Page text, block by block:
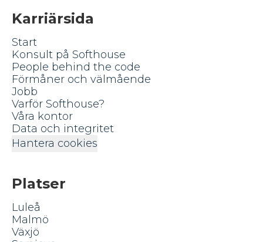
Karriärsida
Start
Konsult på Softhouse
People behind the code
Förmåner och välmående
Jobb
Varför Softhouse?
Våra kontor
Data och integritet
Hantera cookies
Platser
Luleå
Malmö
Växjö